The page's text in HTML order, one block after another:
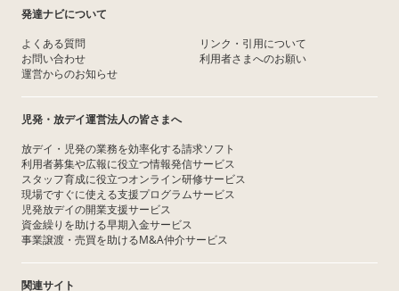
発達ナビについて
よくある質問
お問い合わせ
運営からのお知らせ
リンク・引用について
利用者さまへのお願い
児発・放デイ運営法人の皆さまへ
放デイ・児発の業務を効率化する請求ソフト
利用者募集や広報に役立つ情報発信サービス
スタッフ育成に役立つオンライン研修サービス
現場ですぐに使える支援プログラムサービス
児発放デイの開業支援サービス
資金繰りを助ける早期入金サービス
事業譲渡・売買を助けるM&A仲介サービス
関連サイト